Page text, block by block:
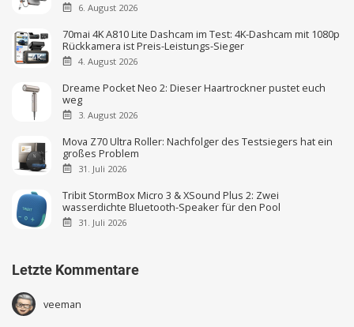
6. August 2026
70mai 4K A810 Lite Dashcam im Test: 4K-Dashcam mit 1080p
Rückkamera ist Preis-Leistungs-Sieger
4. August 2026
Dreame Pocket Neo 2: Dieser Haartrockner pustet euch
weg
3. August 2026
Mova Z70 Ultra Roller: Nachfolger des Testsiegers hat ein
großes Problem
31. Juli 2026
Tribit StormBox Micro 3 & XSound Plus 2: Zwei
wasserdichte Bluetooth-Speaker für den Pool
31. Juli 2026
Letzte Kommentare
veeman